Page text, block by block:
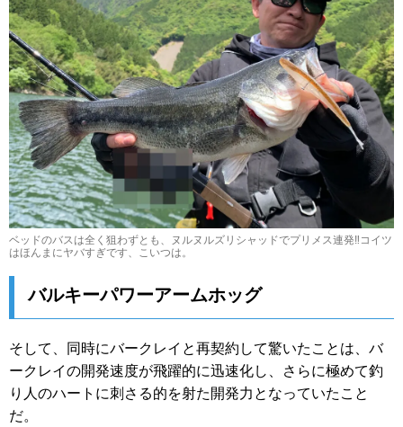
ベッドのバスは全く狙わずとも、ヌルヌルズリシャッドでプリメス連発‼︎コイツ
はほんまにヤバすぎです、こいつは。
バルキーパワーアームホッグ
そして、同時にバークレイと再契約して驚いたことは、バ
ークレイの開発速度が飛躍的に迅速化し、さらに極めて釣
り人のハートに刺さる的を射た開発力となっていたこと
だ。